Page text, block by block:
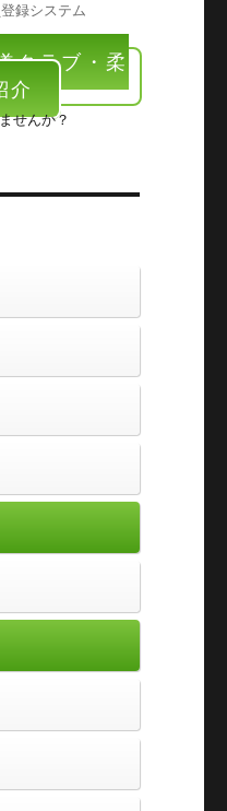
録システム
クラブ・柔
介
せんか？